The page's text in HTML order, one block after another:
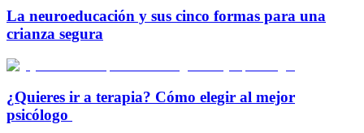
La neuroeducación y sus cinco formas para una
crianza segura
¿Quieres ir a terapia? Cómo elegir al mejor
psicólogo